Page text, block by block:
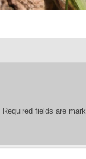
Required fields are